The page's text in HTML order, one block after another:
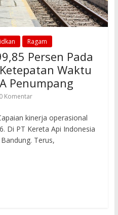
Ragam
Persen Pada
Waktu
Penumpang
0 Komentar
kinerja operasional
Di PT Kereta Api Indonesia
Terus,